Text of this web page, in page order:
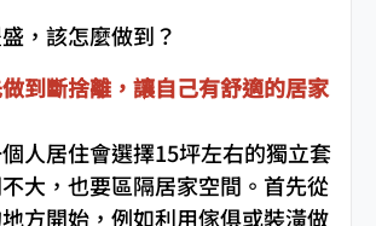
，該怎麼做到？
到斷捨離，讓自己有舒適的居家
人居住會選擇15坪左右的獨立套
大，也要區隔居家空間。首先從
地方開始，例如利用傢俱或裝潢做